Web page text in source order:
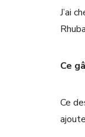
J’ai
Ce
Ce